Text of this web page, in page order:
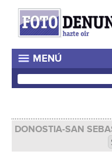
MENÚ
DONOSTIA-SAN